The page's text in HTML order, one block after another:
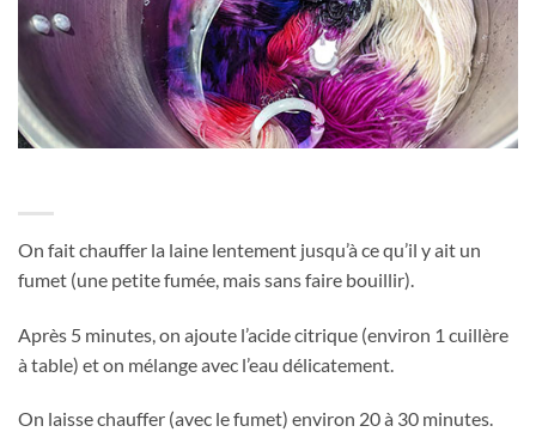
On fait chauffer la laine lentement jusqu’à ce qu’il y ait un
fumet (une petite fumée, mais sans faire bouillir).
Après 5 minutes, on ajoute l’acide citrique (environ 1 cuillère
à table) et on mélange avec l’eau délicatement.
On laisse chauffer (avec le fumet) environ 20 à 30 minutes.